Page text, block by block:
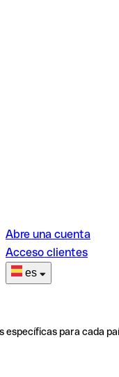
Abre una cuenta
Acceso clientes
es
específicas para cada